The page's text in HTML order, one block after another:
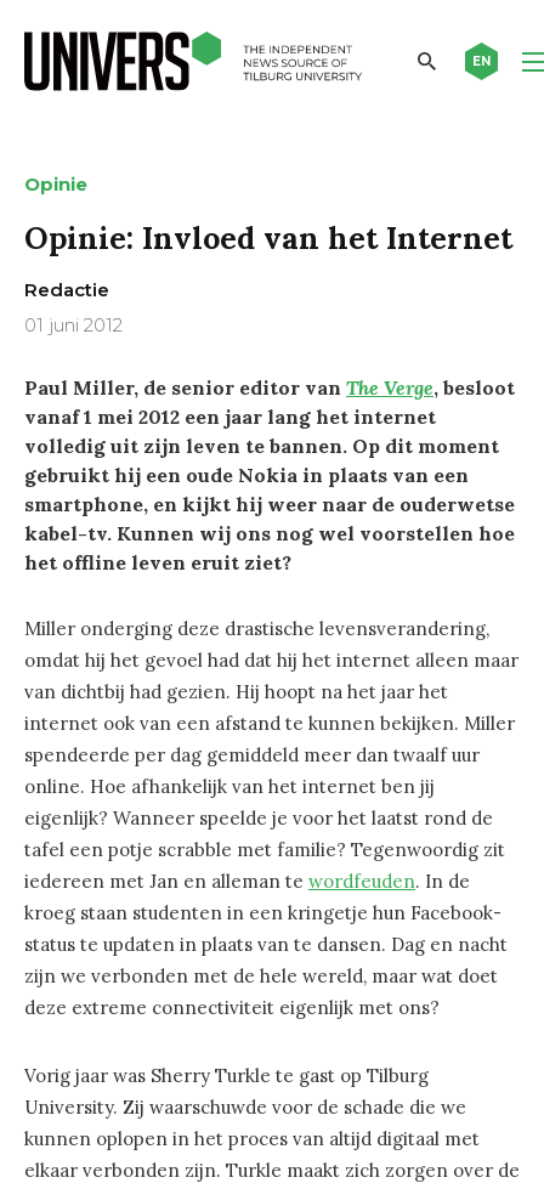
EN
Opinie
Opinie: Invloed van het Internet
Redactie
01 juni 2012
Paul Miller, de senior editor van The Verge, besloot
vanaf 1 mei 2012 een jaar lang het internet
volledig uit zijn leven te bannen. Op dit moment
gebruikt hij een oude Nokia in plaats van een
smartphone, en kijkt hij weer naar de ouderwetse
kabel-tv. Kunnen wij ons nog wel voorstellen hoe
het offline leven eruit ziet?
Miller onderging deze drastische levensverandering,
omdat hij het gevoel had dat hij het internet alleen maar
van dichtbij had gezien. Hij hoopt na het jaar het
internet ook van een afstand te kunnen bekijken. Miller
spendeerde per dag gemiddeld meer dan twaalf uur
online. Hoe afhankelijk van het internet ben jij
eigenlijk? Wanneer speelde je voor het laatst rond de
tafel een potje scrabble met familie? Tegenwoordig zit
iedereen met Jan en alleman te wordfeuden. In de
kroeg staan studenten in een kringetje hun Facebook-
status te updaten in plaats van te dansen. Dag en nacht
zijn we verbonden met de hele wereld, maar wat doet
deze extreme connectiviteit eigenlijk met ons?
Vorig jaar was Sherry Turkle te gast op Tilburg
University. Zij waarschuwde voor de schade die we
kunnen oplopen in het proces van altijd digitaal met
elkaar verbonden zijn. Turkle maakt zich zorgen over de